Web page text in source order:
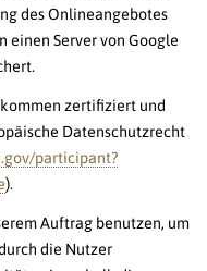
des Onlineangebotes
einen Server von Google
zertifiziert und
Datenschutzrecht
participant?
).
Auftrag benutzen, um
die Nutzer